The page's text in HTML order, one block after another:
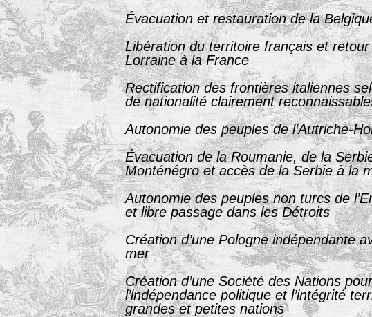
Évacuation et restauration de la
Libération du territoire français et retour
Lorraine à la France
Rectification des frontières italiennes
de nationalité clairement
Autonomie des peuples de l’Autriche-
Évacuation de la Roumanie, de la
Monténégro et accès de la Serbie à la
Autonomie des peuples non turcs de
et libre passage dans les Détroits
Création d’une Pologne indépendante
mer
Création d’une Société des Nations
l’indépendance politique et l’intégrité
grandes et petites nations